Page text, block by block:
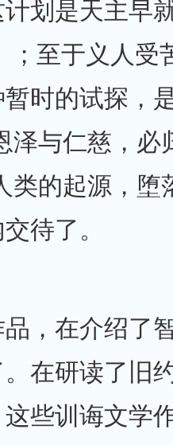
划是天主早
；至于义人受
时的试探，
泽与仁慈，必
类的起源，堕
待了。
，在介绍了
在研读了旧
些训诲文学